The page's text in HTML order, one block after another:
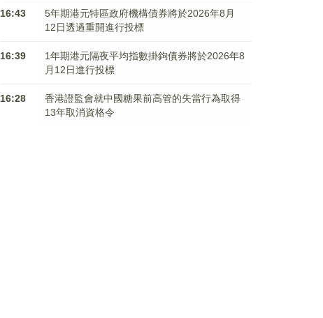
16:43
5年期港元特區政府機構債券將於2026年8月
12日透過重開進行投標
16:39
1年期港元隔夜平均指數掛鉤債券將於2026年8
月12日進行投標
16:28
香港證監會就中國糖果前高管的失當行為取得
13年取消資格令